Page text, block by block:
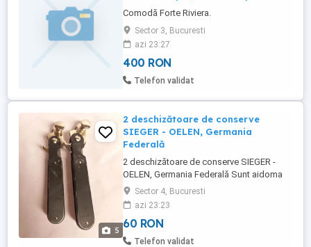
Comodă Forte Riviera.
Sector 3, Bucuresti
azi 23:27
400 RON
Telefon validat
5
2 deschizătoare de conserve
SIEGER - OELEN, Germania
Federală
2 deschizătoare de conserve SIEGER -
OELEN, Germania Federală Sunt aidoma
celor folosite de militari în cel de-Al Doilea
Război Mondial. Deschizătoarele sunt din
Germania Federală, din perioada anilor
'60. Sunt marcate - vezi foto. Deși vechi,
au fost păstrate foarte bine. Se pot folosi
Sector 4, Bucuresti
azi 23:23
60 RON
Telefon validat